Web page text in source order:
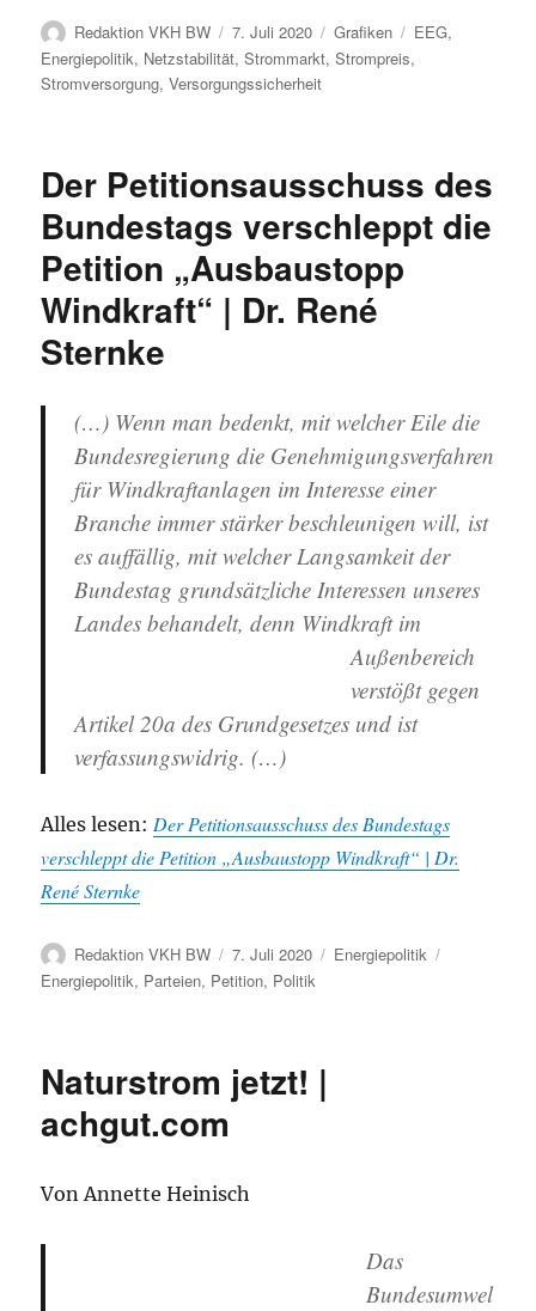
Autor
Redaktion VKH BW
Veröffentlicht
am
7. Juli 2020 Kategorien
Grafiken Schlagwörter
EEG,
Energiepolitik, Netzstabilität,Strommarkt,Strompreis,
Stromversorgung,Versorgungssicherheit
Der Petitionsausschuss des
Bundestags verschleppt die
Petition „Ausbaustopp
Windkraft“ | Dr. René
Sternke
(…) Wenn man bedenkt, mit welcher Eile die
Bundesregierung die Genehmigungsverfahren
für Windkraftanlagen im Interesse einer
Branche immer stärker beschleunigen will, ist
es auffällig, mit welcher Langsamkeit der
Bundestag grundsätzliche Interessen unseres
Landes behandelt,denn Windkraft im
Außenbereich
verstößt gegen
Artikel 20a des Grundgesetzes und ist
verfassungswidrig. (…)
Alles lesen:Der Petitionsausschuss des Bundestags
verschleppt die Petition „Ausbaustopp Windkraft“ | Dr.
René Sternke
Autor
Redaktion VKH BW
Veröffentlicht
am
7. Juli 2020 Kategorien
Energiepolitik
Energiepolitik, Parteien, Petition, Politik
Naturstrom jetzt! |
achgut.com
Von Annette Heinisch
Das
Bundesumwel